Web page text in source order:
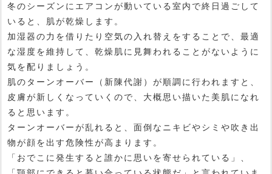
冬のシーズンにエアコンが動いている室内で終日過ごして
いると、肌が乾燥します。
加湿器の力を借りたり空気の入れ替えをすることで、最適
な湿度を維持して、乾燥肌に見舞われることがないように
気を配りましょう。
肌のターンオーバー（新陳代謝）が順調に行われますと、
皮膚が新しくなっていくので、大概思い描いた美肌になれ
ると思います。
ターンオーバーが乱れると、面倒なニキビやシミや吹き出
物が顔を出す危険性が高まります。
「おでこに発生すると誰かに思いを寄せられている」、